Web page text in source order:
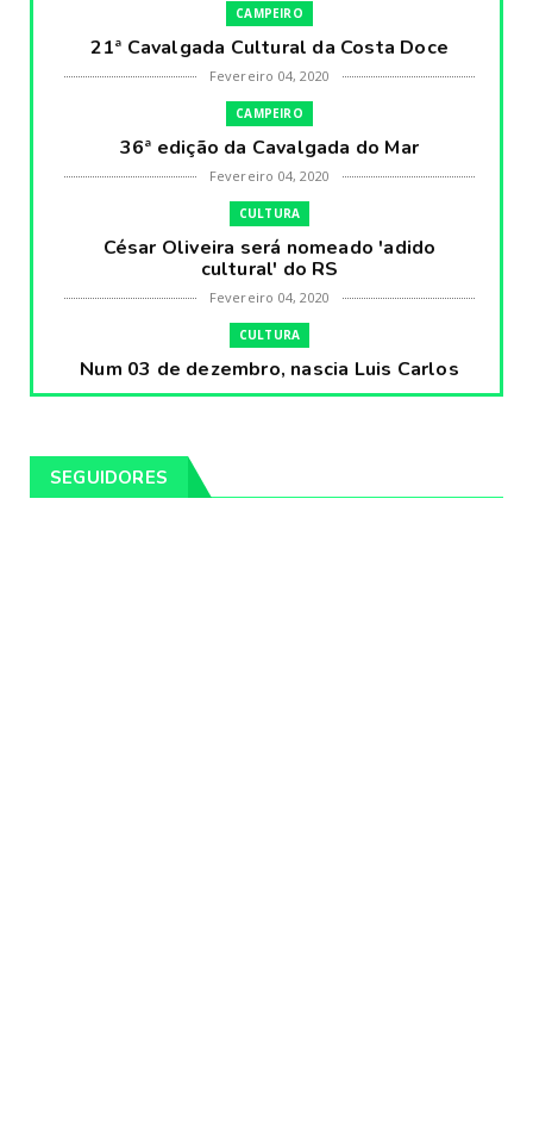
CAMPEIRO
21ª Cavalgada Cultural da Costa Doce
Fevereiro 04, 2020
CAMPEIRO
36ª edição da Cavalgada do Mar
Fevereiro 04, 2020
CULTURA
César Oliveira será nomeado 'adido
cultural' do RS
Fevereiro 04, 2020
CULTURA
Num 03 de dezembro, nascia Luis Carlos
Prestes, o Cavaleiro ...
Pintores da Temática Gauchesca - parte
SEGUIDORES